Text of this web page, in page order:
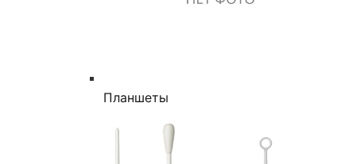
Планшеты